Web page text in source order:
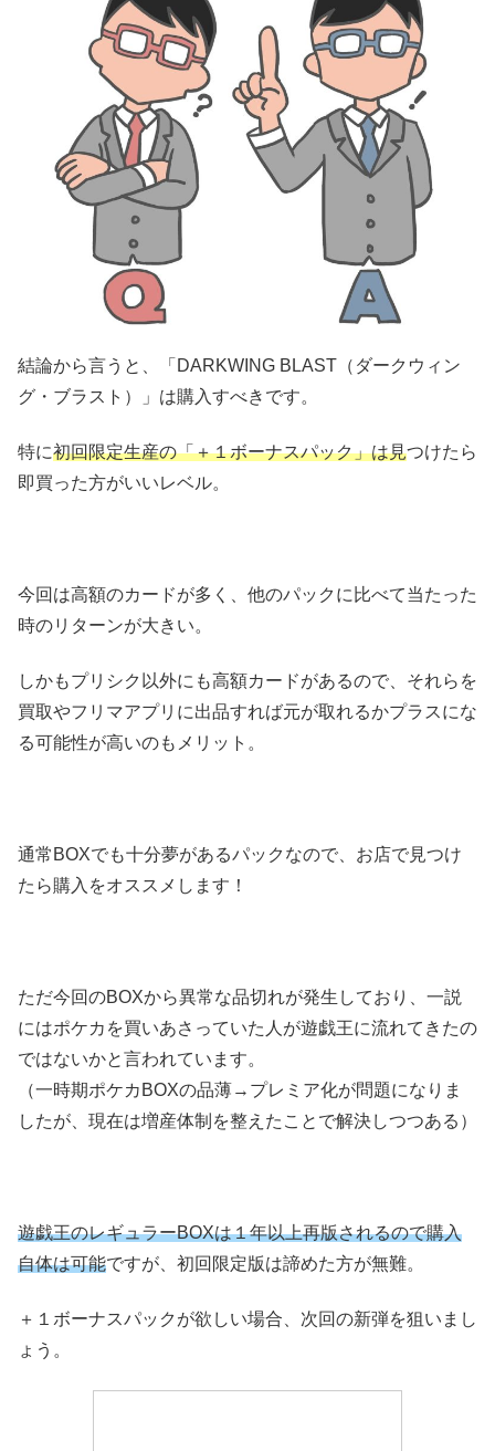
結論から言うと、「DARKWING BLAST（ダークウィン
グ・ブラスト）」は購入すべきです。
特に初回限定生産の「＋１ボーナスパック」は見つけたら
即買った方がいいレベル。
今回は高額のカードが多く、他のパックに比べて当たった
時のリターンが大きい。
しかもプリシク以外にも高額カードがあるので、それらを
買取やフリマアプリに出品すれば元が取れるかプラスにな
る可能性が高いのもメリット。
通常BOXでも十分夢があるパックなので、お店で見つけ
たら購入をオススメします！
ただ今回のBOXから異常な品切れが発生しており、一説
にはポケカを買いあさっていた人が遊戯王に流れてきたの
ではないかと言われています。
（一時期ポケカBOXの品薄→プレミア化が問題になりま
したが、現在は増産体制を整えたことで解決しつつある）
遊戯王のレギュラーBOXは１年以上再版されるので購入
自体は可能ですが、初回限定版は諦めた方が無難。
＋１ボーナスパックが欲しい場合、次回の新弾を狙いまし
ょう。